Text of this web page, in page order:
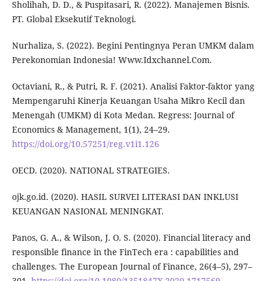
Sholihah, D. D., & Puspitasari, R. (2022). Manajemen Bisnis.
PT. Global Eksekutif Teknologi.
Nurhaliza, S. (2022). Begini Pentingnya Peran UMKM dalam
Perekonomian Indonesia! Www.Idxchannel.Com.
Octaviani, R., & Putri, R. F. (2021). Analisi Faktor-faktor yang
Mempengaruhi Kinerja Keuangan Usaha Mikro Kecil dan
Menengah (UMKM) di Kota Medan. Regress: Journal of
Economics & Management, 1(1), 24–29.
https://doi.org/10.57251/reg.v1i1.126
OECD. (2020). NATIONAL STRATEGIES.
ojk.go.id. (2020). HASIL SURVEI LITERASI DAN INKLUSI
KEUANGAN NASIONAL MENINGKAT.
Panos, G. A., & Wilson, J. O. S. (2020). Financial literacy and
responsible finance in the FinTech era : capabilities and
challenges. The European Journal of Finance, 26(4–5), 297–